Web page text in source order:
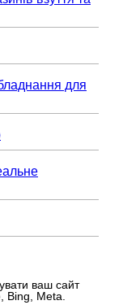
для
ваш сайт
Bing, Meta.